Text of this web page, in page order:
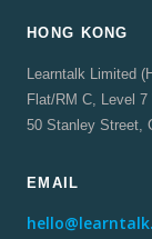
HONG KONG
Learntalk Limited
Flat/RM C, Level
50 Stanley Street,
EMAIL